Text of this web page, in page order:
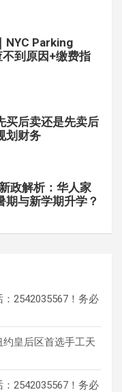
NYC Parking
到原因+缴费指
买后卖还是先卖后
划财务
政解析：华人家
期与新学期升学？
2542035567！务必
皇后区首选手工天
2542035567！务必